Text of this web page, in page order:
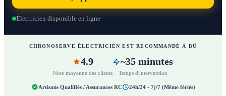
Électricien disponible en ligne
CHRONOSERVE ÉLECTRICIEN EST RECOMMANDÉ À BÛ
4.9
Note moyenne des clients
~35 minutes
Temps d'intervention
Artisans Qualifiés / Assurances RC 24h/24 - 7j/7 (Même fériés)